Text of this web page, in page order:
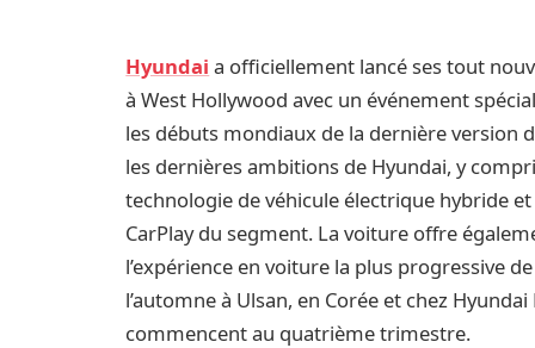
Hyundai a officiellement lancé ses tout
à West Hollywood avec un événement
les débuts mondiaux de la dernière version
les dernières ambitions de Hyundai, y
technologie de véhicule électrique hybride
CarPlay du segment. La voiture offre
l’expérience en voiture la plus progressive
l’automne à Ulsan, en Corée et chez
commencent au quatrième trimestre.